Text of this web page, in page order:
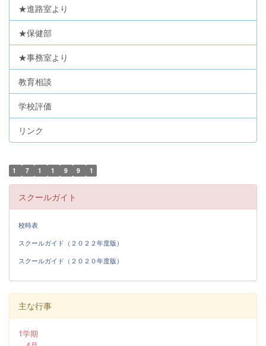
★進路室より
★保健部
★事務室より
教育相談
学校評価
リンク
1 7 1 1 9 9 1
スクールガイト
校時表
スクールガイド（２０２２年度版）
スクールガイド（２０２０年度版）
主な行事
1学期